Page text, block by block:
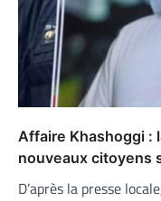
Affaire Khashoggi :
nouveaux citoyens
D’après la presse